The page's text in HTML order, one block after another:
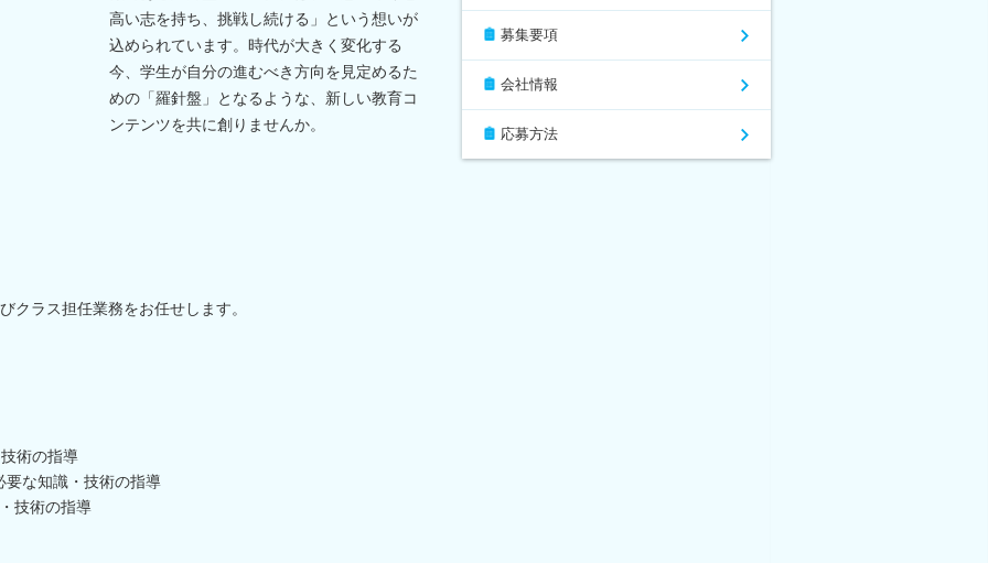
高い志を持ち、挑戦し続ける」という想いが
込められています。時代が大きく変化する
今、学生が自分の進むべき方向を見定めるた
めの「羅針盤」となるような、新しい教育コ
ンテンツを共に創りませんか。
クラス担任業務をお任せします。
術の指導
要な知識・技術の指導
技術の指導
募集要項
会社情報
応募方法